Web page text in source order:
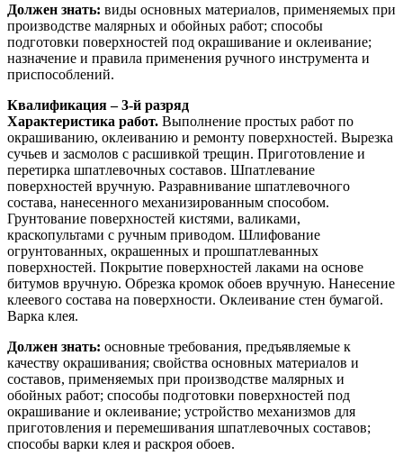
Должен знать: виды основных материалов, применяемых при
производстве малярных и обойных работ; способы
подготовки поверхностей под окрашивание и оклеивание;
назначение и правила применения ручного инструмента и
приспособлений.
Квалификация – 3-й разряд
Характеристика работ. Выполнение простых работ по
окрашиванию, оклеиванию и ремонту поверхностей. Вырезка
сучьев и засмолов с расшивкой трещин. Приготовление и
перетирка шпатлевочных составов. Шпатлевание
поверхностей вручную. Разравнивание шпатлевочного
состава, нанесенного механизированным способом.
Грунтование поверхностей кистями, валиками,
краскопультами с ручным приводом. Шлифование
огрунтованных, окрашенных и прошпатлеванных
поверхностей. Покрытие поверхностей лаками на основе
битумов вручную. Обрезка кромок обоев вручную. Нанесение
клеевого состава на поверхности. Оклеивание стен бумагой.
Варка клея.
Должен знать: основные требования, предъявляемые к
качеству окрашивания; свойства основных материалов и
составов, применяемых при производстве малярных и
обойных работ; способы подготовки поверхностей под
окрашивание и оклеивание; устройство механизмов для
приготовления и перемешивания шпатлевочных составов;
способы варки клея и раскроя обоев.